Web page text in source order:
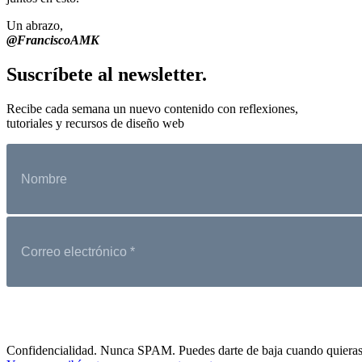
Un abrazo,
@FranciscoAMK
Suscríbete al newsletter.
Recibe cada semana un nuevo contenido con reflexiones,
tutoriales y recursos de diseño web
Confidencialidad. Nunca SPAM. Puedes darte de baja cuando